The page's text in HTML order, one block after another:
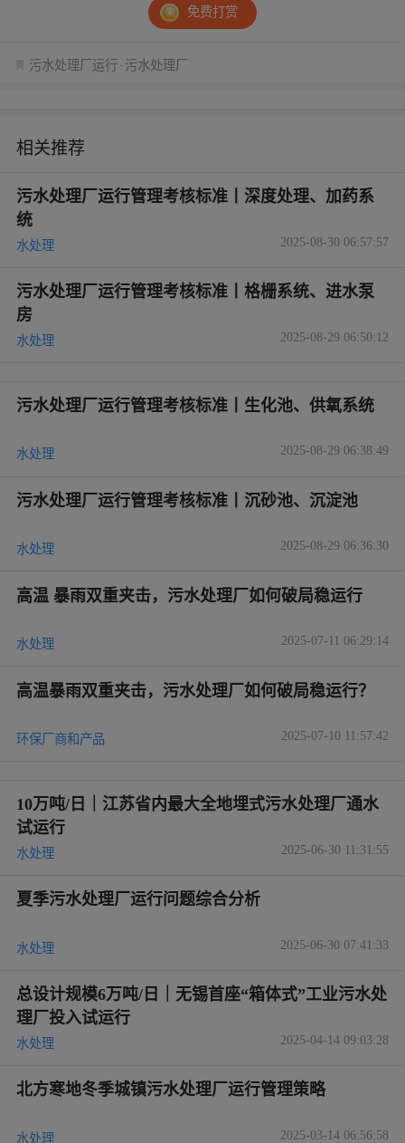
免费打赏
污水处理厂运行 污水处理厂
相关推荐
污水处理厂运行管理考核标准丨深度处理、加药系
统
水处理 2025-08-30 06:57:57
污水处理厂运行管理考核标准丨格栅系统、进水泵
房
水处理 2025-08-29 06:50:12
污水处理厂运行管理考核标准丨生化池、供氧系统
水处理 2025-08-29 06:38:49
污水处理厂运行管理考核标准丨沉砂池、沉淀池
水处理 2025-08-29 06:36:30
高温 暴雨双重夹击，污水处理厂如何破局稳运行
水处理 2025-07-11 06:29:14
高温暴雨双重夹击，污水处理厂如何破局稳运行？
环保厂商和产品 2025-07-10 11:57:42
10万吨/日｜江苏省内最大全地埋式污水处理厂通水
试运行
水处理 2025-06-30 11:31:55
夏季污水处理厂运行问题综合分析
水处理 2025-06-30 07:41:33
总设计规模6万吨/日｜无锡首座“箱体式”工业污水处
理厂投入试运行
水处理 2025-04-14 09:03:28
北方寒地冬季城镇污水处理厂运行管理策略
水处理 2025-03-14 06:56:58